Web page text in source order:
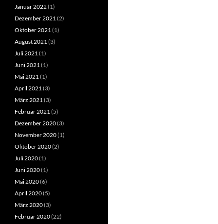
Januar 2022(1)
Dezember 2021(2)
Oktober 2021(1)
August 2021(3)
Juli 2021(1)
Juni 2021(1)
Mai 2021(1)
April 2021(3)
März 2021(3)
Februar 2021(5)
Dezember 2020(3)
November 2020(1)
Oktober 2020(2)
Juli 2020(1)
Juni 2020(1)
Mai 2020(6)
April 2020(5)
März 2020(3)
Februar 2020(22)